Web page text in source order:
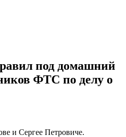
под домашний
ФТС по делу о
и Сергее Петровиче.